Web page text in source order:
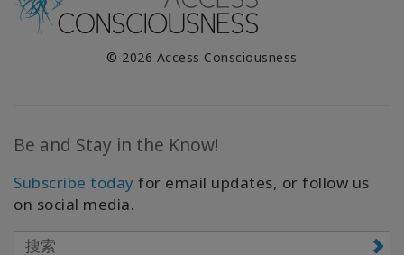
© 2026 Access Consciousness
Be and Stay in the Know!
Subscribe today for email updates, or follow us
on social media.